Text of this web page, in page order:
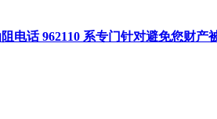
电话 962110 系专门针对避免您财产